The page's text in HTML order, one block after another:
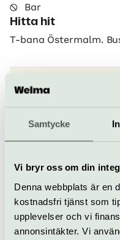
Samtycke
Vi bryr oss om din
Denna webbplats är en
kostnadsfri tjänst som
upplevelser och vi
annonsintäkter. Vi
Bar
Hitta hit
T-bana Östermalm.
Carl Eldhs
info@eldhsatelje.se
Allt som